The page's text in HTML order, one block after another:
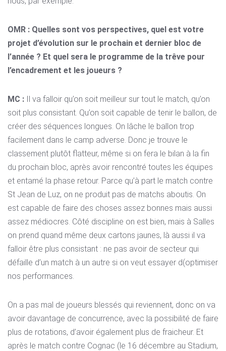
OMR : Quelles sont vos perspectives, quel est votre
projet d’évolution sur le prochain et dernier bloc de
l’année ? Et quel sera le programme de la trêve pour
l’encadrement et les joueurs ?
MC : Il va falloir qu’on soit meilleur sur tout le match, qu’on
soit plus consistant. Qu’on soit capable de tenir le ballon, de
créer des séquences longues. On lâche le ballon trop
facilement dans le camp adverse. Donc je trouve le
classement plutôt flatteur, même si on fera le bilan à la fin
du prochain bloc, après avoir rencontré toutes les équipes
et entamé la phase retour. Parce qu’à part le match contre
St Jean de Luz, on ne produit pas de matchs aboutis. On
est capable de faire des choses assez bonnes mais aussi
assez médiocres. Côté discipline on est bien, mais à Salles
on prend quand même deux cartons jaunes, là aussi il va
falloir être plus consistant : ne pas avoir de secteur qui
défaille d’un match à un autre si on veut essayer d(optimiser
nos performances.
On a pas mal de joueurs blessés qui reviennent, donc on va
avoir davantage de concurrence, avec la possibilité de faire
plus de rotations, d’avoir également plus de fraicheur. Et
après le match contre Cognac (le 16 décembre au Stadium,